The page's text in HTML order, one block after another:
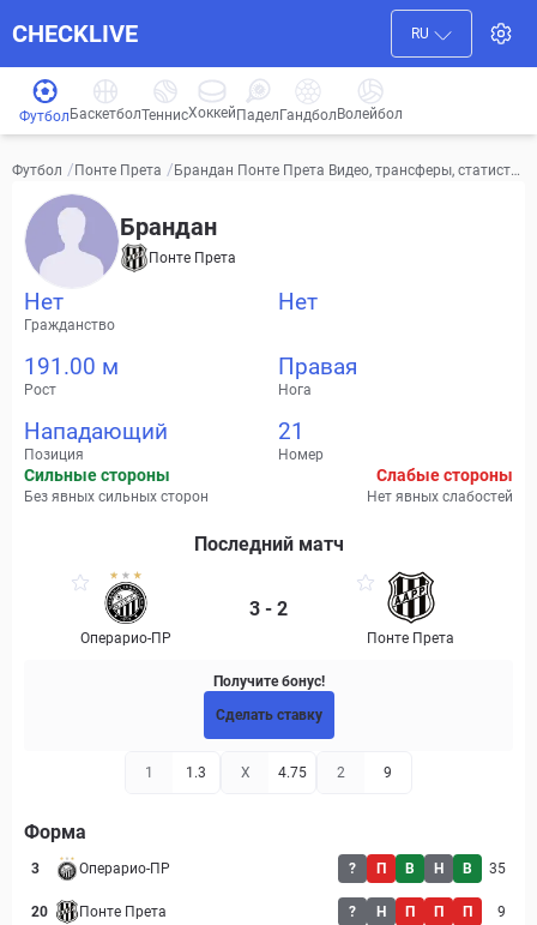
CHECKLIVE RU
Футбол БаскетболТеннисХоккей ПаделГандбол Волейбол
Футбол / Понте Прета /Брандан Понте Прета Видео, трансферы, статисти
Брандан
Понте Прета
Нет
Гражданство
Нет
191.00 м
Рост
Правая
Нога
Нападающий
Позиция
21
Номер
Сильные стороны
Без явных сильных сторон
Слабые стороны
Нет явных слабостей
Последний матч
Операрио-ПР
3 - 2
Понте Прета
Получите бонус!
Сделать ставку
1 1.3 X 4.75 2 9
Форма
3 Операрио-ПР ? П В Н В 35
20 Понте Прета ? Н П П П 9